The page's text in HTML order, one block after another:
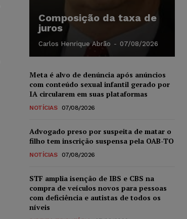
Composição da taxa de
juros
Carlos Henrique Abrão - 07/08/2026
Meta é alvo de denúncia após anúncios
com conteúdo sexual infantil gerado por
IA circularem em suas plataformas
NOTÍCIAS 07/08/2026
Advogado preso por suspeita de matar o
filho tem inscrição suspensa pela OAB-TO
NOTÍCIAS 07/08/2026
STF amplia isenção de IBS e CBS na
compra de veículos novos para pessoas
com deficiência e autistas de todos os
níveis